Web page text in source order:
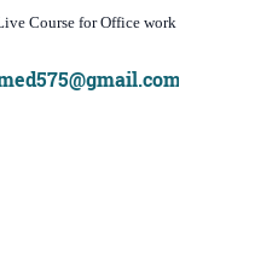
Course for Office work